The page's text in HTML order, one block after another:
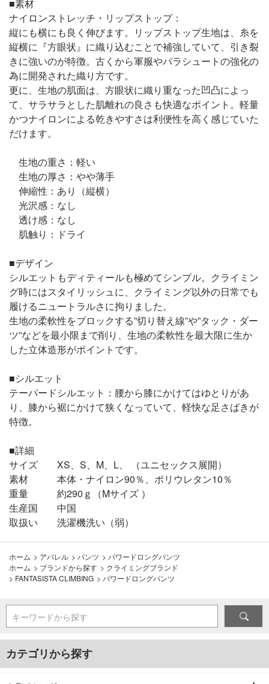
■素材
ナイロンストレッチ・リップストップ：
縦にも横にも良く伸びます。リップストップ生地は、糸を
縦横に『方眼状』に織り込むことで補強していて、引き裂
きに強いのが特徴。古くから軍服やパラシュートの強化の
為に開発された織り方です。
更に、生地の肌面は、方眼状に織り重なった凹凸によっ
て、サラサラとした肌離れの良さも快適なポイント。軽量
かつナイロンによる乾きやすさは利便性を高く感じていた
だけます。
生地の重さ：軽い
生地の厚さ：やや薄手
伸縮性：あり（縦横）
光沢感：なし
透け感：なし
肌触り：ドライ
■デザイン
シルエットもディティールも極めてシンプル。クライミン
グ時にはスタイリッシュに、クライミング以外の日常でも
履けるニュートラルさに拘りました。
生地の柔軟性をブロックする”切り替え線”や”タック・ダー
ツ”などを最小限まで削り、生地の柔軟性を最大限に生か
した立体造形がポイントです。
■シルエット
テーパードシルエット：腰から膝にかけてはゆとりがあ
り、膝から裾にかけて狭くなっていて、軽快な足さばきが
特徴。
■詳細
サイズ XS、S、M、L、 （ユニセックス展開）
素材 本体・ナイロン90％、ポリウレタン10％
重量 約290ｇ（Mサイズ ）
生産国 中国
取扱い 洗濯機洗い（弱）
ホーム > アパレル > パンツ > パワードロングパンツ
ホーム > ブランドから探す > クライミングブランド
> FANTASISTA CLIMBING > パワードロングパンツ
キーワードから探す
カテゴリから探す